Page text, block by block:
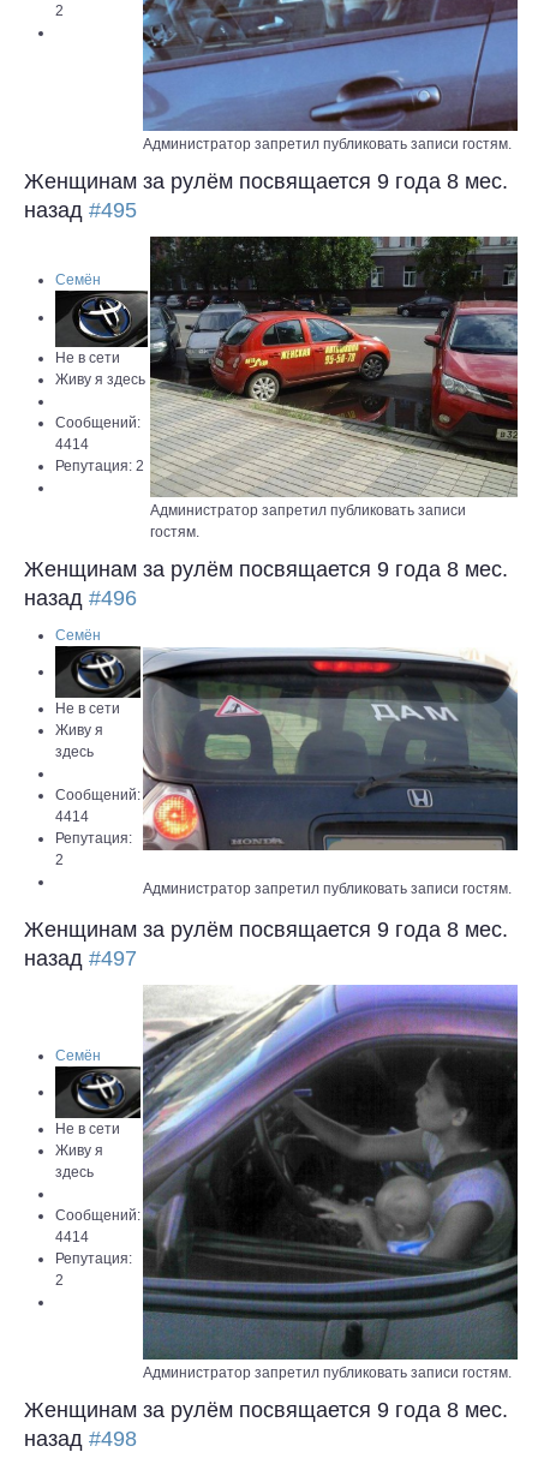
2
Администратор запретил публиковать записи гостям.
Женщинам за рулём посвящается 9 года 8 мес.
назад #495
Семён
Не в сети
Живу я здесь
Сообщений:
4414
Репутация: 2
Администратор запретил публиковать записи
гостям.
Женщинам за рулём посвящается 9 года 8 мес.
назад #496
Семён
Не в сети
Живу я
здесь
Сообщений:
4414
Репутация:
2
Администратор запретил публиковать записи гостям.
Женщинам за рулём посвящается 9 года 8 мес.
назад #497
Семён
Не в сети
Живу я
здесь
Сообщений:
4414
Репутация:
2
Администратор запретил публиковать записи гостям.
Женщинам за рулём посвящается 9 года 8 мес.
назад #498